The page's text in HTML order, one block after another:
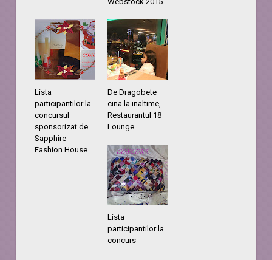
Lista
participantilor la
concursul
sponsorizat de
Sapphire
Fashion House
De Dragobete
cina la inaltime,
Restaurantul 18
Lounge
Lista
participantilor la
concurs